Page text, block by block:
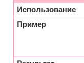
Использование
Пример